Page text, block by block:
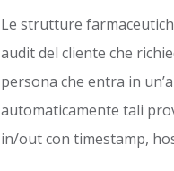
Le strutture
audit del cliente che
persona che entra in
automaticamente tali
in/out con timestamp,